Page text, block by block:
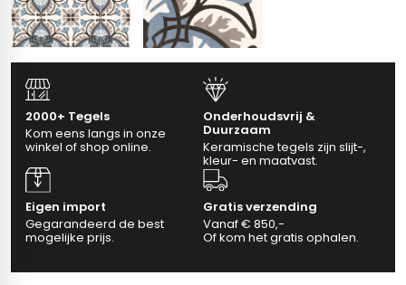
2000+ Tegels
Kom eens langs in onze
winkel of shop online.
Onderhoudsvrij &
Duurzaam
Keramische tegels zijn slijt-,
kleur- en maatvast.
Eigen import
Gegarandeerd de best
mogelijke prijs.
Gratis verzending
Vanaf € 850,-
Of kom het gratis ophalen.
33 x 33 cm